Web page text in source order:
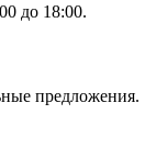
до 18:00.
предложения.